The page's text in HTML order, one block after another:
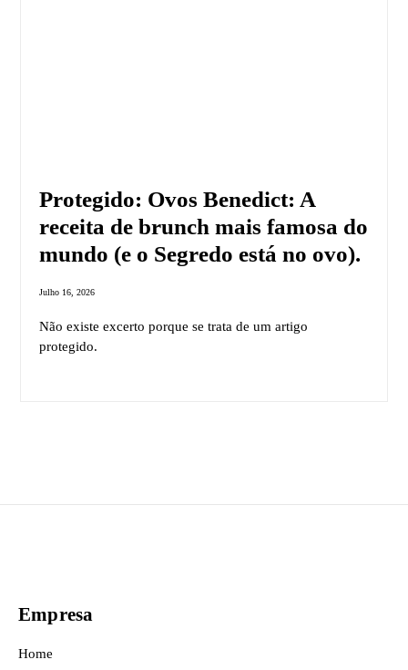
Protegido: Ovos Benedict: A
receita de brunch mais famosa do
mundo (e o Segredo está no ovo).
Julho 16, 2026
Não existe excerto porque se trata de um artigo
protegido.
Empresa
Home